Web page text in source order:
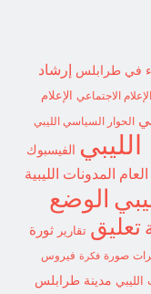
في طرابلس إرشاد
الإعلام الاجتماعي
الإعلام
الحوار السياسي الليبي
الفيسبوك
المدونات الليبية
الوضع
تعليق تقارير
ثورة
صورة فكرة فيروس
مدينة طرابلس